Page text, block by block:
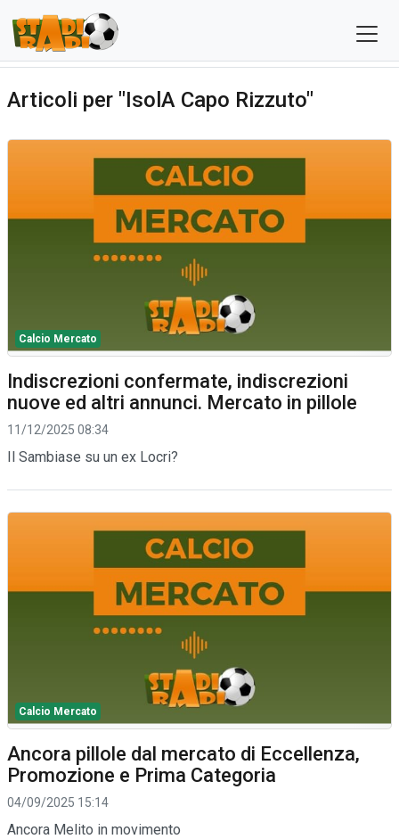
Articoli per "IsolA Capo Rizzuto"
Calcio Mercato
Indiscrezioni confermate, indiscrezioni
nuove ed altri annunci. Mercato in pillole
11/12/2025 08:34
Il Sambiase su un ex Locri?
Calcio Mercato
Ancora pillole dal mercato di Eccellenza,
Promozione e Prima Categoria
04/09/2025 15:14
Ancora Melito in movimento